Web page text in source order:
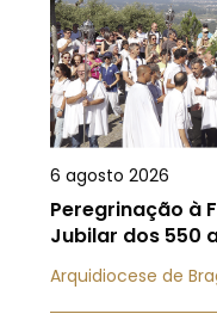
6 agosto 2026
Peregrinação à
Jubilar dos 550
Arquidiocese de